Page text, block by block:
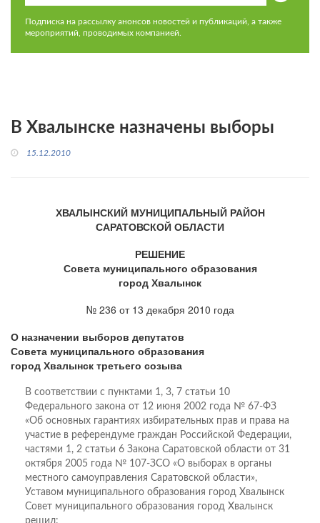
Подписка на рассылку анонсов новостей и публикаций, а также
мероприятий, проводимых компанией.
В Хвалынске назначены выборы
15.12.2010
ХВАЛЫНСКИЙ МУНИЦИПАЛЬНЫЙ РАЙОН
САРАТОВСКОЙ ОБЛАСТИ
РЕШЕНИЕ
Совета муниципального образования
город Хвалынск
№ 236 от 13 декабря 2010 года
О назначении выборов депутатов
Совета муниципального образования
город Хвалынск третьего созыва
В соответствии с пунктами 1, 3, 7 статьи 10
Федерального закона от 12 июня 2002 года № 67-ФЗ
«Об основных гарантиях избирательных прав и права на
участие в референдуме граждан Российской Федерации,
частями 1, 2 статьи 6 Закона Саратовской области от 31
октября 2005 года № 107-ЗСО «О выборах в органы
местного самоуправления Саратовской области»,
Уставом муниципального образования город Хвалынск
Совет муниципального образования город Хвалынск
решил: